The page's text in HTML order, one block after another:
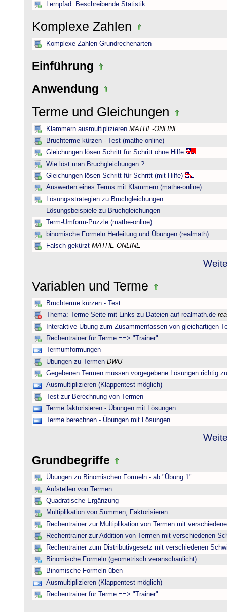
Lernpfad: Beschreibende Statistik
Komplexe Zahlen
Komplexe Zahlen Grundrechenarten
Einführung
Anwendung
Terme und Gleichungen
Klammern ausmultiplizieren MATHE-ONLINE
Bruchterme kürzen - Test (mathe-online)
Gleichungen lösen Schritt für Schritt ohne Hilfe
Wie löst man Bruchgleichungen ?
Gleichungen lösen Schritt für Schritt (mit Hilfe)
Auswerten eines Terms mit Klammern (mathe-online)
Lösungsstrategien zu Bruchgleichungen
Lösungsbeispiele zu Bruchgleichungen
Term-Umform-Puzzle (mathe-online)
binomische Formeln:Herleitung und Übungen (realmath)
Falsch gekürzt MATHE-ONLINE
Variablen und Terme
Bruchterme kürzen - Test
Thema: Terme Seite mit Links zu Dateien auf realmath.de
Interaktive Übung zum Zusammenfassen von gleichartigen
Rechentrainer für Terme ==> "Trainer"
Termumformungen
Übungen zu Termen DWU
Gegebenen Termen müssen vorgegebene Lösungen richtig
Ausmultiplizieren (Klappentest möglich)
Test zur Berechnung von Termen
Terme faktorisieren - Übungen mit Lösungen
Terme berechnen - Übungen mit Lösungen
Grundbegriffe
Übungen zu Binomischen Formeln - ab "Übung 1"
Aufstellen von Termen
Quadratische Ergänzung
Multiplikation von Summen; Faktorisieren
Rechentrainer zur Multiplikation von Termen mit
Rechentrainer zur Addition von Termen mit verschiedenen
Rechentrainer zum Distributivgesetz mit verschiedenen
Binomische Formeln (geometrisch veranschaulicht)
Binomische Formeln üben
Ausmultiplizieren (Klappentest möglich)
Rechentrainer für Terme ==> "Trainer"